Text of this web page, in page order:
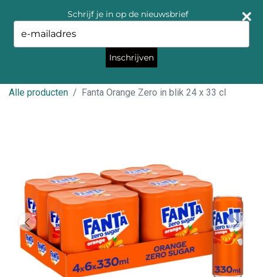
Alle producten Fanta Orange Zero in blik 24 x 33 cl
Schrijf je in op de nieuwsbrief
your
email
Inschrijven